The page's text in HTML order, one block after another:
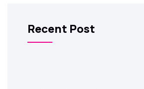
Recent Post